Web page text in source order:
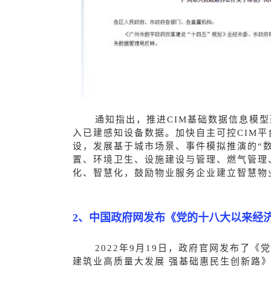
通知指出，推进CIM基础数据信息模
入已建感知设备数据。加快自主可控CIM平
设，发展基于城市场景、事件模拟推演的“
置、环境卫生、设施建设与管理、燃气管
化、智慧化，鼓励物业服务企业建立智慧
2、中国政府网发布《党的十八大以来经
2022年9月19日，政府官网发布了《
建筑业高质量大发展 强基础惠民生创新路